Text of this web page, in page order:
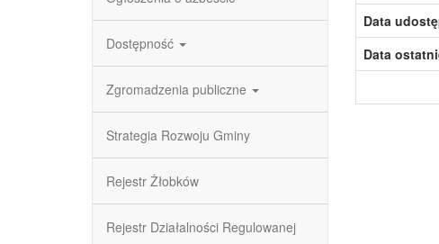
Dostępność
Zgromadzenia publiczne
Strategia Rozwoju Gminy
Rejestr Żłobków
Rejestr Działalności Regulowanej
Data
Data